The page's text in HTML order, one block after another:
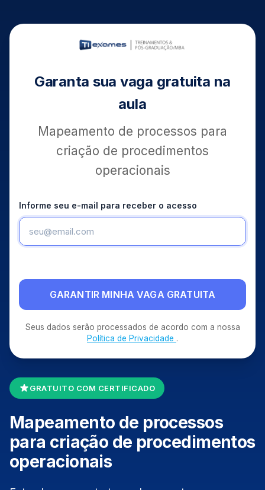
GRATUITO COM CERTIFICADO
Mapeamento de processos
para criação de procedimentos
operacionais
Garanta sua vaga gratuita na
aula
Mapeamento de processos para
criação de procedimentos
operacionais
Informe seu e-mail para receber o acesso
GARANTIR MINHA VAGA GRATUITA
Seus dados serão processados de acordo com a nossa
Política de Privacidade .